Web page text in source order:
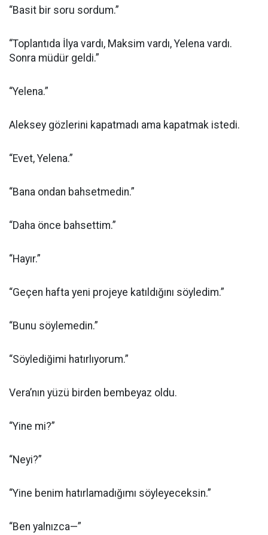
“Basit bir soru sordum.”
“Toplantıda İlya vardı, Maksim vardı, Yelena vardı.
Sonra müdür geldi.”
“Yelena.”
Aleksey gözlerini kapatmadı ama kapatmak istedi.
“Evet, Yelena.”
“Bana ondan bahsetmedin.”
“Daha önce bahsettim.”
“Hayır.”
“Geçen hafta yeni projeye katıldığını söyledim.”
“Bunu söylemedin.”
“Söylediğimi hatırlıyorum.”
Vera’nın yüzü birden bembeyaz oldu.
“Yine mi?”
“Neyi?”
“Yine benim hatırlamadığımı söyleyeceksin.”
“Ben yalnızca—”